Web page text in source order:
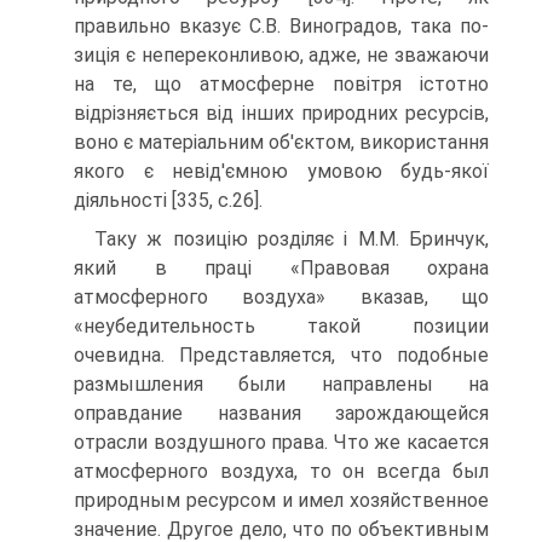
правильно вказує С.В. Виноградов, така по­
зиція є непереконливою, адже, не зважаючи
на те, що атмосферне повітря істотно
відрізняється від інших природних ресурсів,
воно є матеріальним об'єктом, використання
якого є невід'ємною умовою будь-якої
діяльності [335, с.26].
Таку ж позицію розділяє і М.М. Бринчук,
який в праці «Правовая охрана
атмосферного воздуха» вка­зав, що
«неубедительность такой позиции
очевидна. Представляется, что подобные
размышления были направлены на
оправдание названия зарождающейся
отрасли воздушного права. Что же касается
атмосфер­ного воздуха, то он всегда был
природным ресурсом и имел хозяйственное
значение. Другое дело, что по объективным